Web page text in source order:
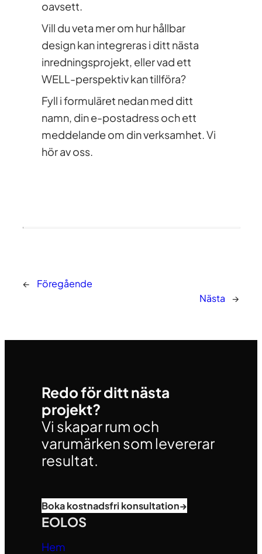
oavsett.
Vill du veta mer om hur hållbar
design kan integreras i ditt nästa
inredningsprojekt, eller vad ett
WELL-perspektiv kan tillföra?
Fyll i formuläret nedan med ditt
namn, din e-postadress och ett
meddelande om din verksamhet. Vi
hör av oss.
←
Föregående
Nästa
→
Redo för ditt nästa
projekt?
Vi skapar rum och
varumärken som levererar
resultat.
Boka kostnadsfri konsultation→
EOLOS
Hem